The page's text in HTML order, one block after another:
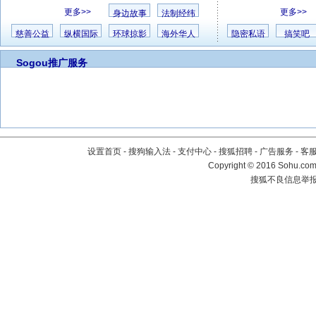
更多>> 身边故事 法制经纬
慈善公益 纵横国际 环球掠影 海外华人
更多>>
隐密私语 搞笑吧
Sogou推广服务
设置首页 - 搜狗输入法 - 支付中心 - 搜狐招聘 - 广告服务 - 客
Copyright©2016
搜狐不良信息举